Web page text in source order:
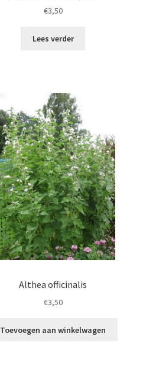
€3,50
Lees verder
Althea officinalis
€3,50
Toevoegen aan winkelwagen